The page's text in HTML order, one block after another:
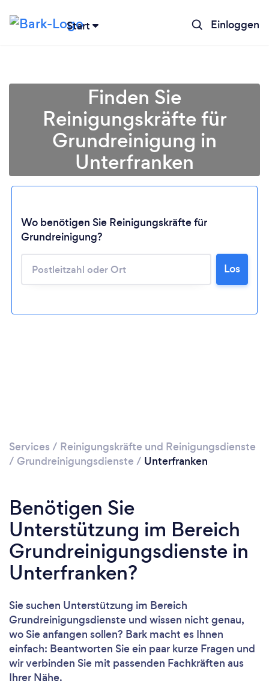
Start Einloggen
Lädt ...
Bitte warten ...
Finden Sie
Reinigungskräfte für
Grundreinigung in
Unterfranken
Wo benötigen Sie Reinigungskräfte für
Grundreinigung?
Los
Services / Reinigungskräfte und Reinigungsdienste
/ Grundreinigungsdienste / Unterfranken
Benötigen Sie
Unterstützung im Bereich
Grundreinigungsdienste in
Unterfranken?
Sie suchen Unterstützung im Bereich
Grundreinigungsdienste und wissen nicht genau,
wo Sie anfangen sollen? Bark macht es Ihnen
einfach: Beantworten Sie ein paar kurze Fragen und
wir verbinden Sie mit passenden Fachkräften aus
Ihrer Nähe.